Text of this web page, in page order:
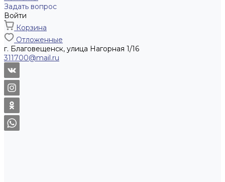
Задать вопрос
Войти
Корзина
Отложенные
г. Благовещенск, улица Нагорная 1/16
311700@mail.ru